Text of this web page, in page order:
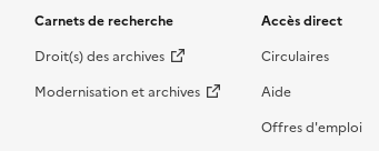
Carnets de recherche
Droit(s) des archives
Modernisation et archives
Accès direct
Circulaires
Aide
Offres d'emploi